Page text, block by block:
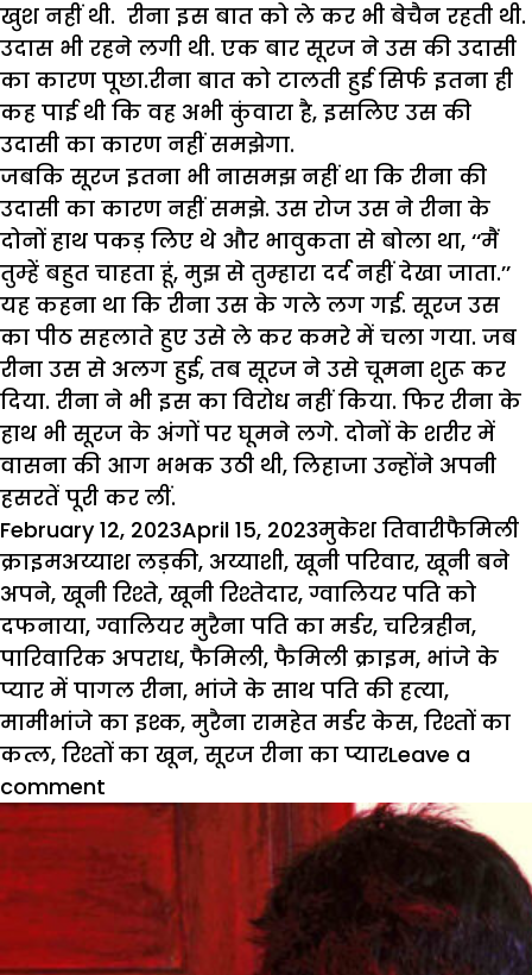
खुश नहीं थी. रीना इस बात को ले कर भी बेचैन रहती थी.
उदास भी रहने लगी थी. एक बार सूरज ने उस की उदासी
का कारण पूछा.रीना बात को टालती हुई सिर्फ इतना ही
कह पाई थी कि वह अभी कुंवारा है, इसलिए उस की
उदासी का कारण नहीं समझेगा.
जबकि सूरज इतना भी नासमझ नहीं था कि रीना की
उदासी का कारण नहीं समझे. उस रोज उस ने रीना के
दोनों हाथ पकड़ लिए थे और भावुकता से बोला था, ‘‘मैं
तुम्हें बहुत चाहता हूं, मुझ से तुम्हारा दर्द नहीं देखा जाता.’’
यह कहना था कि रीना उस के गले लग गई. सूरज उस
का पीठ सहलाते हुए उसे ले कर कमरे में चला गया. जब
रीना उस से अलग हुई, तब सूरज ने उसे चूमना शुरू कर
दिया. रीना ने भी इस का विरोध नहीं किया. फिर रीना के
हाथ भी सूरज के अंगों पर घूमने लगे. दोनों के शरीर में
वासना की आग भभक उठी थी, लिहाजा उन्होंने अपनी
हसरतें पूरी कर लीं.
Posted
on
February 12, 2023April 15, 2023Author
मुकेश तिवारीफैमिली
क्राइमTags
अय्याश लड़की, अय्याशी, खूनी परिवार, खूनी बने
अपने, खूनी रिश्ते, खूनी रिश्तेदार, ग्वालियर पति को
दफनाया, ग्वालियर मुरैना पति का मर्डर, चरित्रहीन,
पारिवारिक अपराध, फैमिली, फैमिली क्राइम, भांजे के
प्यार में पागल रीना, भांजे के साथ पति की हत्या,
मामीभांजे का इश्क, मुरैना रामहेत मर्डर केस, रिश्तों का
कत्ल, रिश्तों का खून, सूरज रीना का प्यारLeave a
comment